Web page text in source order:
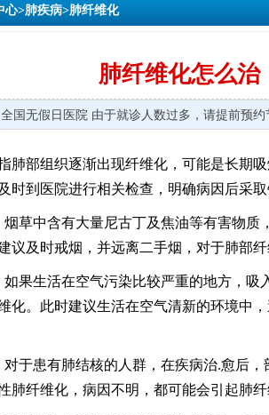
心>肺疾病>肺纤维化
肺纤维化怎么治
无假日医院 由于就诊人数过多，请提前预约节
肺部组织逐渐出现纤维化，可能是长期
时到医院进行相关检查，明确病因后采取
烟草中含有大量尼古丁及焦油等有害物质
议及时戒烟，并远离二手烟，对于肺部
如果生活在空气污染比较严重的地方，吸
化。此时建议生活在空气清新的环境中
对于患有肺结核的人群，在疾病治.愈后
肺纤维化，病因不明，都可能会引起肺纤